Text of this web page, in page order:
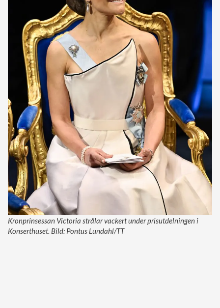
Kronprinsessan Victoria strålar vackert under prisutdelningen i
Konserthuset. Bild: Pontus Lundahl/TT